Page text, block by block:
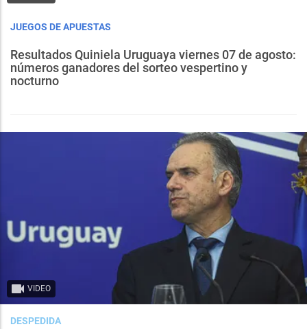
JUEGOS DE APUESTAS
Resultados Quiniela Uruguaya viernes 07 de agosto:
números ganadores del sorteo vespertino y
nocturno
VIDEO
DESPEDIDA